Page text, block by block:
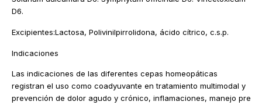
D6.
Excipientes:Lactosa, Polivinilpirrolidona, ácido cítrico, c.s.p.
Indicaciones
Las indicaciones de las diferentes cepas homeopáticas
registran el uso como coadyuvante en tratamiento multimodal y
prevención de dolor agudo y crónico, inflamaciones, manejo pre